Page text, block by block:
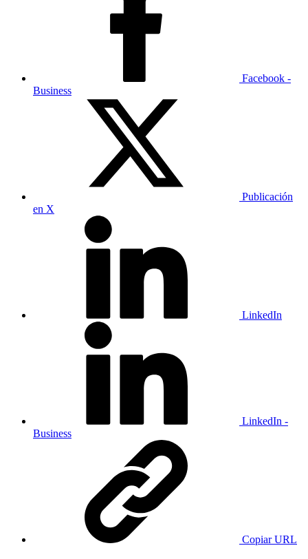
Facebook -
Business
Publicación
en X
LinkedIn
LinkedIn -
Business
Copiar URL